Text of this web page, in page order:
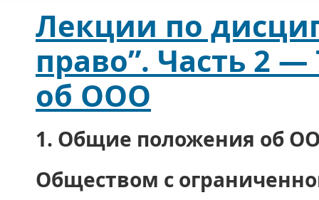
Лекции по
право”. Часть 2
об ООО
1. Общие положения об
Обществом с